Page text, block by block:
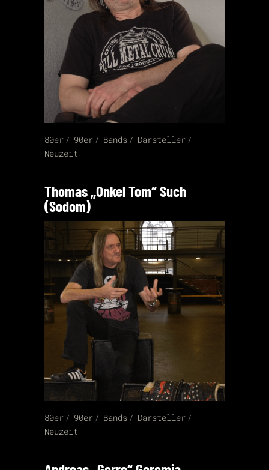
80er 90er Bands
Darsteller
Neuzeit
Thomas „Onkel Tom“ Such
(Sodom)
80er 90er Bands
Darsteller
Neuzeit